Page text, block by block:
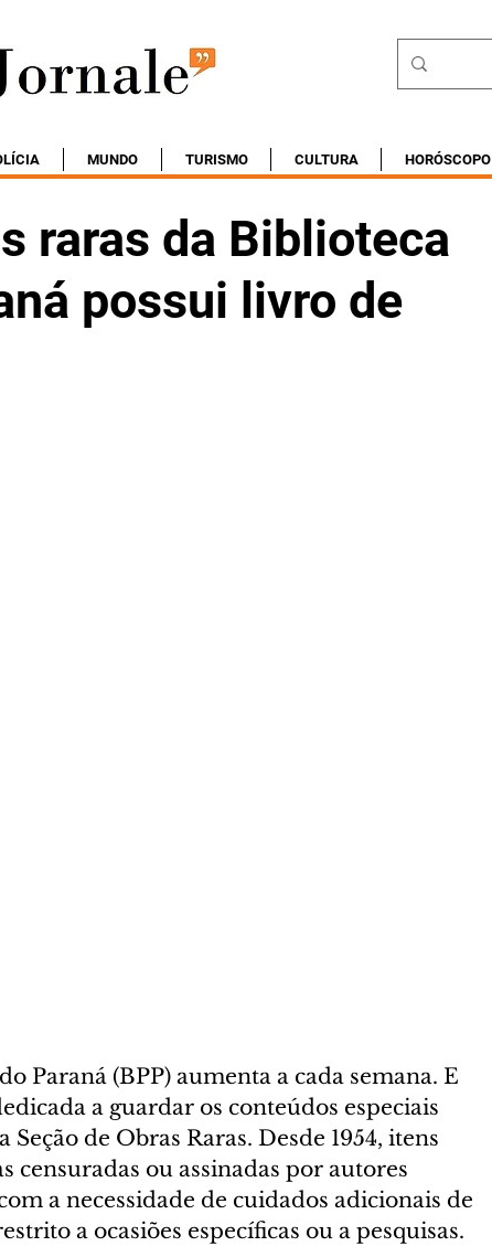
MUNDO TURISMO CULTURA HORÓSCOPO
raras da Biblioteca
possui livro de
Paraná (BPP) aumenta a cada semana. E
a guardar os conteúdos especiais
de Obras Raras. Desde 1954, itens
censuradas ou assinadas por autores
a necessidade de cuidados adicionais de
a ocasiões específicas ou a pesquisas.